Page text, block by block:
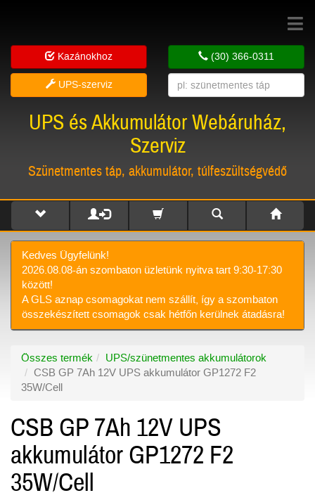
Toggle
Kazánokhoz
UPS-szerviz
(30) 366-0311
UPS és Akkumulátor Webáruház,
Szerviz
Szünetmentes táp, akkumulátor, túlfeszültségvédő
Kedves Ügyfelünk!
2026.08.08-án szombaton üzletünk nyitva tart 9:30-17:30
között!
A GLS aznap csomagokat nem szállít, így a szombaton
összekészített csomagok csak hétfőn kerülnek átadásra!
Összes termék
UPS/szünetmentes akkumulátorok
CSB GP 7Ah 12V UPS akkumulátor GP1272 F2
35W/Cell
CSB GP 7Ah 12V UPS
akkumulátor GP1272 F2
35W/Cell